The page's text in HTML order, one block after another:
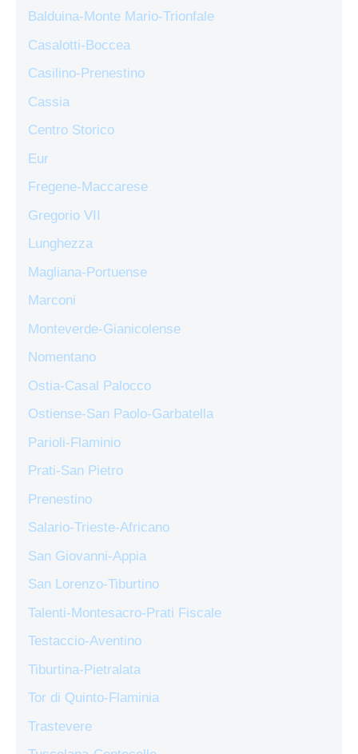
Balduina-Monte Mario-Trionfale
Casalotti-Boccea
Casilino-Prenestino
Cassia
Centro Storico
Eur
Fregene-Maccarese
Gregorio VII
Lunghezza
Magliana-Portuense
Marconi
Monteverde-Gianicolense
Nomentano
Ostia-Casal Palocco
Ostiense-San Paolo-Garbatella
Parioli-Flaminio
Prati-San Pietro
Prenestino
Salario-Trieste-Africano
San Giovanni-Appia
San Lorenzo-Tiburtino
Talenti-Montesacro-Prati Fiscale
Testaccio-Aventino
Tiburtina-Pietralata
Tor di Quinto-Flaminia
Trastevere